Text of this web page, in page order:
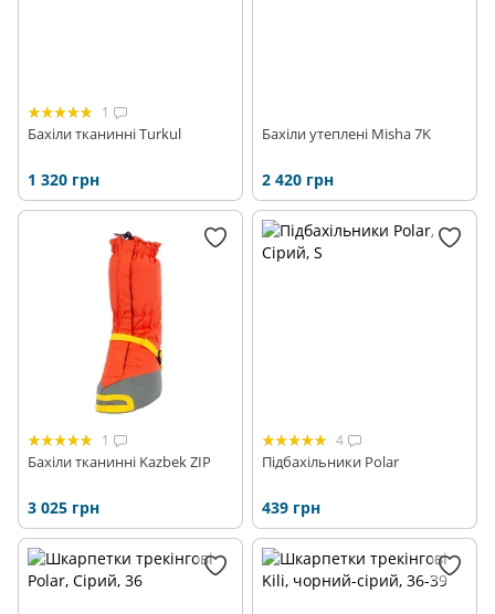
1
Бахіли тканинні Turkul
1 320 грн
Бахіли утеплені Misha 7K
2 420 грн
1
Бахіли тканинні Kazbek ZIP
3 025 грн
4
Підбахільники Polar
439 грн